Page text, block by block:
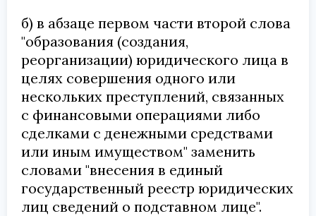
б) в абзаце первом части второй слова
"образования (создания,
реорганизации) юридического лица в
целях совершения одного или
нескольких преступлений, связанных
с финансовыми операциями либо
сделками с денежными средствами
или иным имуществом" заменить
словами "внесения в единый
государственный реестр юридических
лиц сведений о подставном лице".